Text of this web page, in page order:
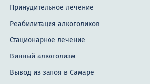
Принудительное лечение
Реабилитация алкоголиков
Стационарное лечение
Винный алкоголизм
Вывод из запоя в Самаре